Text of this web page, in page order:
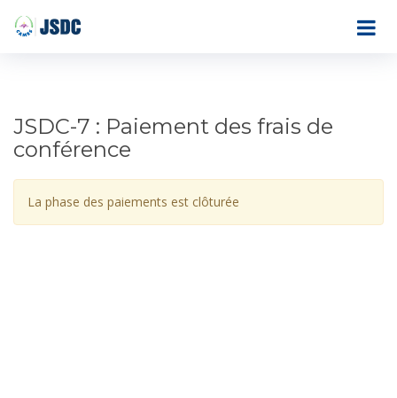
JSDC-7 : Paiement des frais de
conférence
La phase des paiements est clôturée